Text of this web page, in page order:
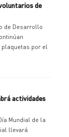
de
de Desarrollo
plaquetas por el
actividades
Mundial de la
llevará